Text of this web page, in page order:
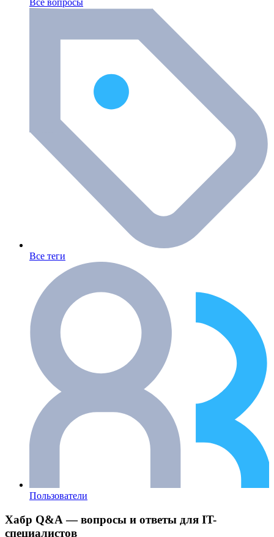
Все вопросы
Все теги
Пользователи
Хабр Q&A — вопросы и ответы для IT-
специалистов